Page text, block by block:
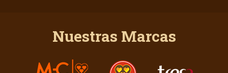
Nuestras Marcas